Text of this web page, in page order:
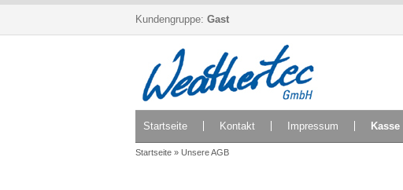
Kundengruppe: Gast
Startseite Kontakt Impressum Kasse
Startseite » Unsere AGB